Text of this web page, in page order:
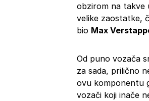
obzirom na takve
velike zaostatke,
bio Max
Od puno vozača
za sada, prilično
ovu komponentu
vozači koji inače